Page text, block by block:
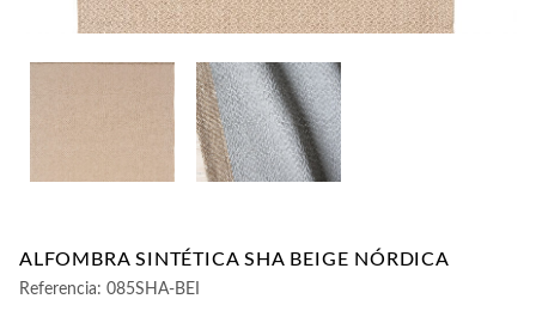
ALFOMBRA SINTÉTICA SHA BEIGE NÓRDICA
Referencia: 085SHA-BEI